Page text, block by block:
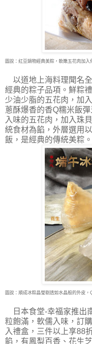
圖說：紅豆鍋物經典美粽，軟嫩五花肉加入
以道地上海料理聞名
經典的粽子品項。鮮粽
少油少脂的五花肉，加
蔥酥爆香的香Q糯米飯
入味的五花肉，加入珠
統食材為餡，外層選用
飯，是經典的傳統美粽。
圖說：順成冰粽晶瑩剔透如水晶般的外皮，
日本食堂-幸福家推出
粒飽滿，軟儒入味，訂
入禮盒，三件以上享88
餡，有鳳梨百香、花生